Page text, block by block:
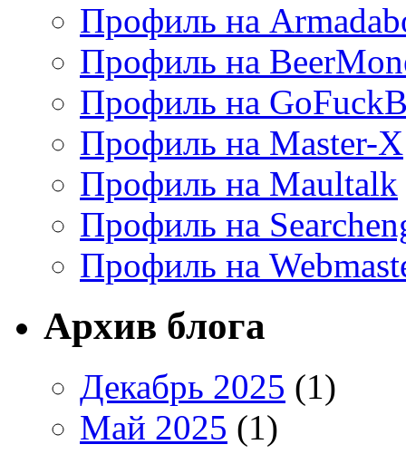
Профиль на
Профиль на
Профиль на
Профиль на Master-X
Профиль на Maultalk
Профиль на
Профиль на
Архив блога
Декабрь 2025 (1)
Май 2025 (1)